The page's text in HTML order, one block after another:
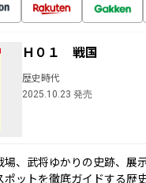
Ｈ０１ 戦国
歴史時代
2025.10.23 発売
場、武将ゆかりの史跡、展
ポットを徹底ガイドする歴